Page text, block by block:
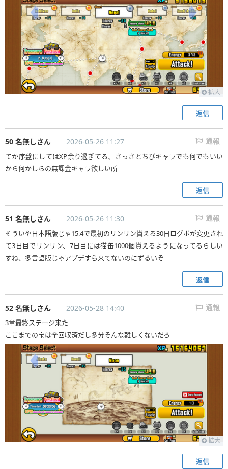
拡大
返信
50 名無しさん 2026-05-26 11:27 通報
てか序盤にしてはXP余り過ぎてる、さっさとちびキャラでも何でもいい
から何かしらの無課金キャラ欲しい所
返信
51 名無しさん 2026-05-26 11:30 通報
そういや日本語版じゃ15.4で最初のリンリン貰える30日ログボが変更され
て3日目でリンリン、7日目には猫缶1000個貰えるようになってるらしい
すね、多言語版じゃアプデすら来てないのにずるいぞ
返信
52 名無しさん 2026-05-28 14:40 通報
3章最終ステージ来た
ここまでの宝は全回収済だし多分そんな難しくないだろ
拡大
返信